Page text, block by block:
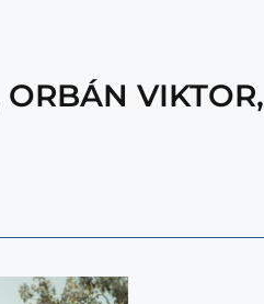
ORBÁN VIKTOR,